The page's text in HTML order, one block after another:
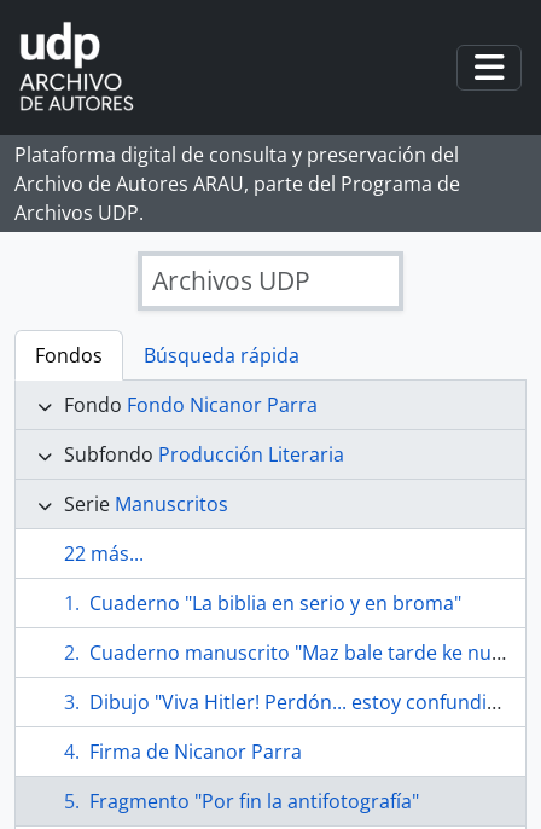
Skip to main content
Plataforma digital de consulta y preservación del
Archivo de Autores ARAU, parte del Programa de
Archivos UDP.
Archivos UDP
Fondos
Búsqueda rápida
Fondo Fondo Nicanor Parra
Subfondo Producción Literaria
Serie Manuscritos
22 más...
Cuaderno "La biblia en serio y en broma"
Cuaderno manuscrito "Maz bale tarde ke nunka" por Neftalí Reyez ex-Nicanor Parra
Dibujo "Viva Hitler! Perdón... estoy confundido"
Firma de Nicanor Parra
Fragmento "Por fin la antifotografía"